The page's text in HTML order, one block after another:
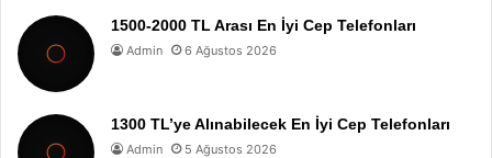
1500-2000 TL Arası En İyi Cep Telefonları
Admin 6 Ağustos 2026
1300 TL’ye Alınabilecek En İyi Cep Telefonları
Admin 5 Ağustos 2026